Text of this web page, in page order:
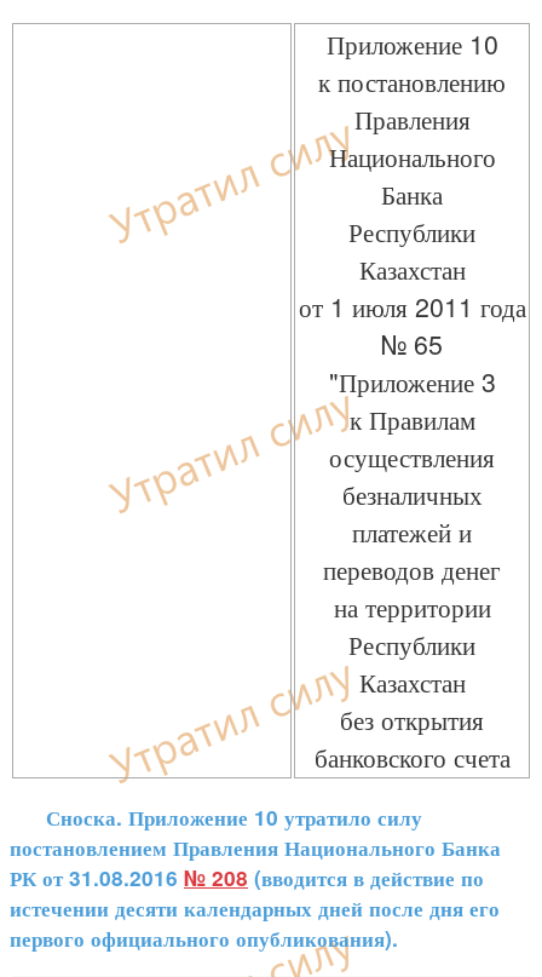
Приложение 10
к постановлению
Правления
Национального
Банка
Республики
Казахстан
от 1 июля 2011 года
№ 65
"Приложение 3
к Правилам
осуществления
безналичных
платежей и
переводов денег
на территории
Республики
Казахстан
без открытия
банковского счета
Сноска. Приложение 10 утратило силу
постановлением Правления Национального Банка
РК от 31.08.2016 № 208 (вводится в действие по
истечении десяти календарных дней после дня его
первого официального опубликования).